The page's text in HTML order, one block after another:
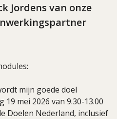
Jordens van onze
mijn goede doel
19 mei 2026 van 9.30-13.00
Doelen Nederland, inclusief